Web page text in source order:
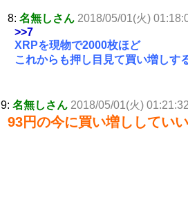
8: 名無しさん 2018/05/01(火)
>>7
XRPを現物で2000枚ほど
これからも押し目見て買い増しす
9: 名無しさん 2018/05/01(火)
93円の今に買い増ししてい